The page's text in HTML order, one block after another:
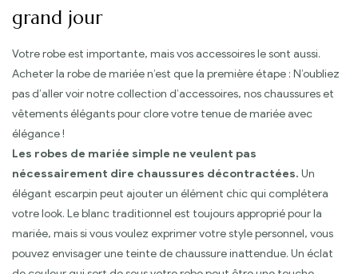
grand jour
Votre robe est importante, mais vos accessoires le sont aussi.
Acheter la robe de mariée n’est que la première étape : N’oubliez
pas d’aller voir notre collection d’accessoires, nos chaussures et
vêtements élégants pour clore votre tenue de mariée avec
élégance !
Les robes de mariée simple ne veulent pas
nécessairement dire chaussures décontractées. Un
élégant escarpin peut ajouter un élément chic qui complétera
votre look. Le blanc traditionnel est toujours approprié pour la
mariée, mais si vous voulez exprimer votre style personnel, vous
pouvez envisager une teinte de chaussure inattendue. Un éclat